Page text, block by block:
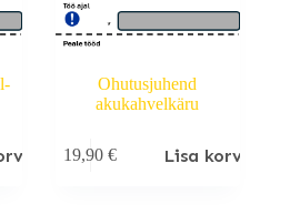
Ohutusjuhend
akukahvelkäru
19,90€ Lisa korvi